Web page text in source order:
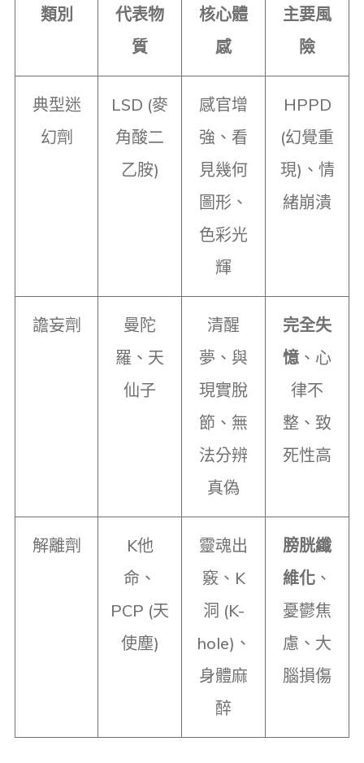
類別
代表物
質
核心體
感
主要風
險
典型迷
幻劑
LSD (麥
角酸二
乙胺)
感官增
強、看
見幾何
圖形、
色彩光
輝
HPPD
(幻覺重
現)、情
緒崩潰
譫妄劑
曼陀
羅、天
仙子
清醒
夢、與
現實脫
節、無
法分辨
真偽
完全失
憶 、心
律不
整、致
死性高
解離劑
K他
命、
PCP (天
使塵)
靈魂出
竅、K
洞 (K-
hole)、
身體麻
醉
膀胱纖
維化 、
憂鬱焦
慮、大
腦損傷